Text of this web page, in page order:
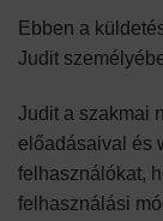
Ebben a
Judit
Judit a szakmai
előadásaival és
felhasználókat,
felhasználási